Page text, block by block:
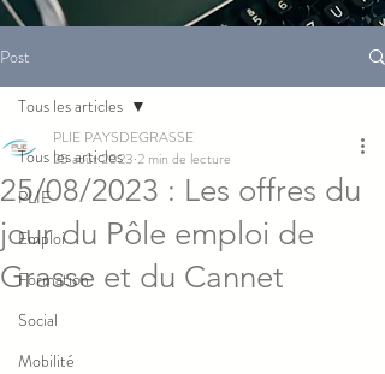
Post
Tous les articles
PLIE
Emploi
Formation
Social
Mobilité
Tous les articles
25/08/2023 : Les offres du
jour du Pôle emploi de
Grasse et du Cannet
PLIE PAYSDEGRASSE
25 août 2023 2 min de lecture